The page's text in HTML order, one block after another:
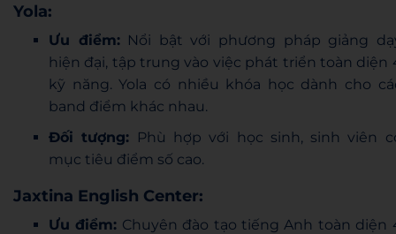
Yola:
Ưu điểm:Nổi bật với phương pháp giảng
hiện đại, tập trung vào việc phát triển toàn diện
kỹ năng. Yola có nhiều khóa học dành cho
band điểm khác nhau.
Đối tượng: Phù hợp với học sinh, sinh viên
mục tiêu điểm số cao.
Jaxtina English Center:
Ưu điểm: Chuyên đào tạo tiếng Anh toàn diện